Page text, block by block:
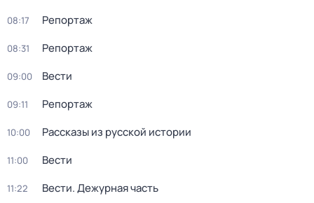
08:17 Репортаж
08:31 Репортаж
09:00 Вести
09:11 Репортаж
10:00 Рассказы из русской истории
11:00 Вести
11:22 Вести. Дежурная часть